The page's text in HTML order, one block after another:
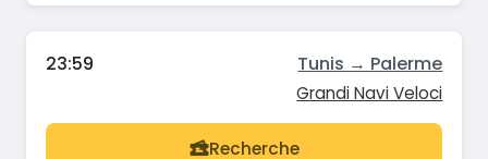
23:59 Tunis → Palerme
Grandi Navi Veloci
Recherche